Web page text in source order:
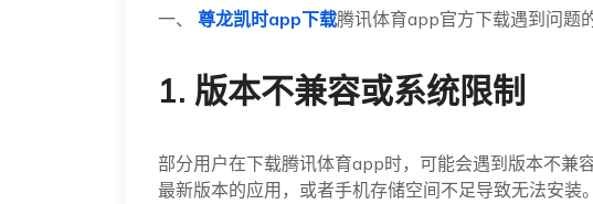
一、 尊龙凯时app下载腾讯体育app官方下载遇到问题
1. 版本不兼容或系统限制
部分用户在下载腾讯体育app时，可能会遇到版本不兼
最新版本的应用，或者手机存储空间不足导致无法安装